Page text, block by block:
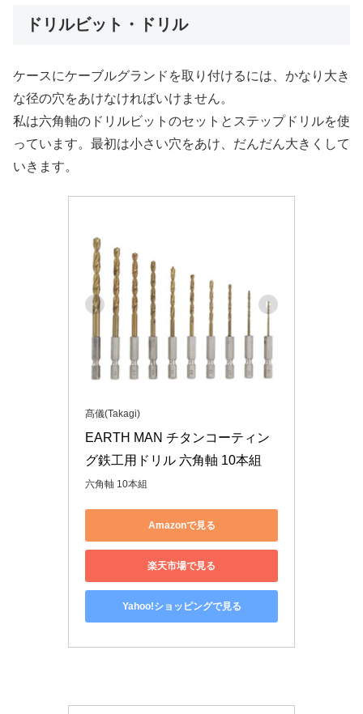
ドリルビット・ドリル
ケースにケーブルグランドを取り付けるには、かなり大き
な径の穴をあけなければいけません。
私は六角軸のドリルビットのセットとステップドリルを使
っています。最初は小さい穴をあけ、だんだん大きくして
いきます。
髙儀(Takagi)
EARTH MAN チタンコーティン
グ鉄工用ドリル 六角軸 10本組
六角軸 10本組
Amazonで見る
楽天市場で見る
Yahoo!ショッピングで見る